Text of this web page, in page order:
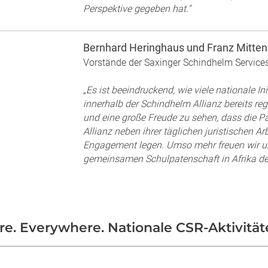
Perspektive gegeben hat."
Bernhard Heringhaus und Franz
Vorstände der Saxinger Schindhelm
„Es ist beeindruckend, wie viele nationale
innerhalb der Schindhelm Allianz bereits
und eine große Freude zu sehen, dass die
Allianz neben ihrer täglichen juristischen
Engagement legen. Umso mehr freuen wir
gemeinsamen Schulpatenschaft in Afrika
Everywhere. Nationale CSR-